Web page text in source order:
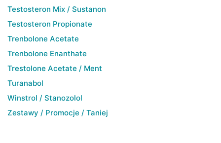
Testosteron Mix / Sustanon
Testosteron Propionate
Trenbolone Acetate
Trenbolone Enanthate
Trestolone Acetate / Ment
Turanabol
Winstrol / Stanozolol
Zestawy / Promocje / Taniej